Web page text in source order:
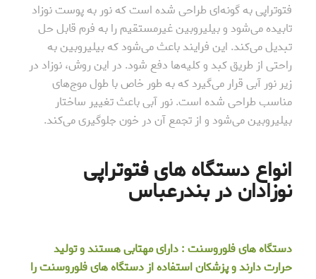
فتوتراپی به گونه‌ای طراحی شده است که نور به پوست نوزاد
تابیده می‌شود و بیلیروبین غیرمستقیم را به فرم قابل حل
تبدیل می‌کند. این فرایند باعث می‌شود که بیلیروبین به
راحتی از طریق کبد و کلیه‌ها دفع شود. در این روش، نوزاد در
زیر نور آبی قرار می‌گیرد که به طور خاص با طول موج‌های
مناسب طراحی شده است. نور آبی باعث تغییر ساختار
بیلیروبین می‌شود و از تجمع آن در خون جلوگیری می‌کند.
انواع دستگاه های فتوتراپی
نوزادان در بندرعباس
دستگاه های فلوروسنت : دارای مهتابی هستند و تولید
حرارت دارند و پزشکان استفاده از دستگاه های فلوروسنت را